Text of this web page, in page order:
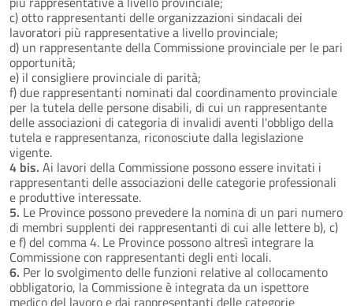
c) otto rappresentanti delle organizzazioni sindacali dei
lavoratori più rappresentative a livello provinciale;
d) un rappresentante della Commissione provinciale per le pari
opportunità;
e) il consigliere provinciale di parità;
f) due rappresentanti nominati dal coordinamento provinciale
per la tutela delle persone disabili, di cui un rappresentante
delle associazioni di categoria di invalidi aventi l'obbligo della
tutela e rappresentanza, riconosciute dalla legislazione
vigente.
4 bis. Ai lavori della Commissione possono essere invitati i
rappresentanti delle associazioni delle categorie professionali
e produttive interessate.
5. Le Province possono prevedere la nomina di un pari numero
di membri supplenti dei rappresentanti di cui alle lettere b), c)
e f) del comma 4. Le Province possono altresì integrare la
Commissione con rappresentanti degli enti locali.
6. Per lo svolgimento delle funzioni relative al collocamento
obbligatorio, la Commissione è integrata da un ispettore
medico del lavoro e dai rappresentanti delle categorie